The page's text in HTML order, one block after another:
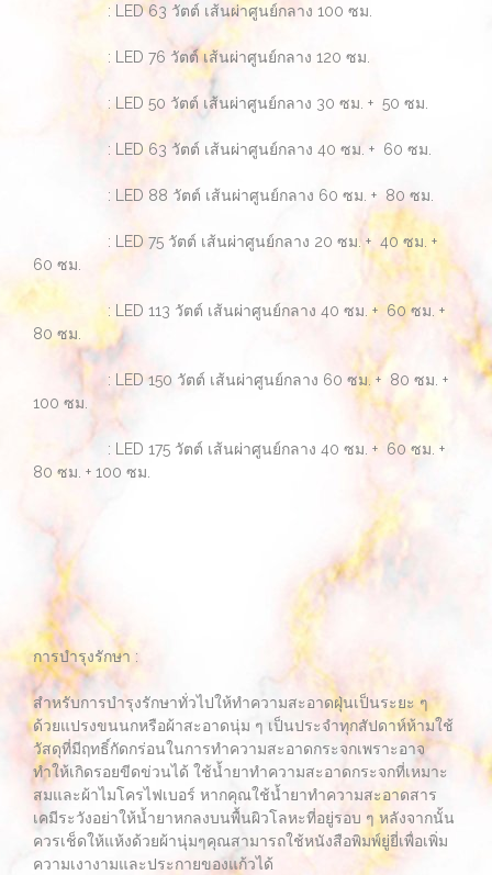
: LED 63 วัตต์ เส้นผ่าศูนย์กลาง 100 ซม.
: LED 76 วัตต์ เส้นผ่าศูนย์กลาง 120 ซม.
: LED 50 วัตต์ เส้นผ่าศูนย์กลาง 30 ซม. + 50 ซม.
: LED 63 วัตต์ เส้นผ่าศูนย์กลาง 40 ซม. + 60 ซม.
: LED 88 วัตต์ เส้นผ่าศูนย์กลาง 60 ซม. + 80 ซม.
: LED 75 วัตต์ เส้นผ่าศูนย์กลาง 20 ซม. + 40 ซม. +
60 ซม.
: LED 113 วัตต์ เส้นผ่าศูนย์กลาง 40 ซม. + 60 ซม. +
80 ซม.
: LED 150 วัตต์ เส้นผ่าศูนย์กลาง 60 ซม. + 80 ซม. +
100 ซม.
: LED 175 วัตต์ เส้นผ่าศูนย์กลาง 40 ซม. + 60 ซม. +
80 ซม. + 100 ซม.
การบำรุงรักษา :
สำหรับการบำรุงรักษาทั่วไปให้ทำความสะอาดฝุ่นเป็นระยะ ๆ
ด้วยแปรงขนนกหรือผ้าสะอาดนุ่ม ๆ เป็นประจำทุกสัปดาห์ห้ามใช้
วัสดุที่มีฤทธิ์กัดกร่อนในการทำความสะอาดกระจกเพราะอาจ
ทำให้เกิดรอยขีดข่วนได้ ใช้น้ำยาทำความสะอาดกระจกที่เหมาะ
สมและผ้าไมโครไฟเบอร์ หากคุณใช้น้ำยาทำความสะอาดสาร
เคมีระวังอย่าให้น้ำยาหกลงบนพื้นผิวโลหะที่อยู่รอบ ๆ หลังจากนั้น
ควรเช็ดให้แห้งด้วยผ้านุ่มๆคุณสามารถใช้หนังสือพิมพ์ยู่ยี่เพื่อเพิ่ม
ความเงางามและประกายของแก้วได้